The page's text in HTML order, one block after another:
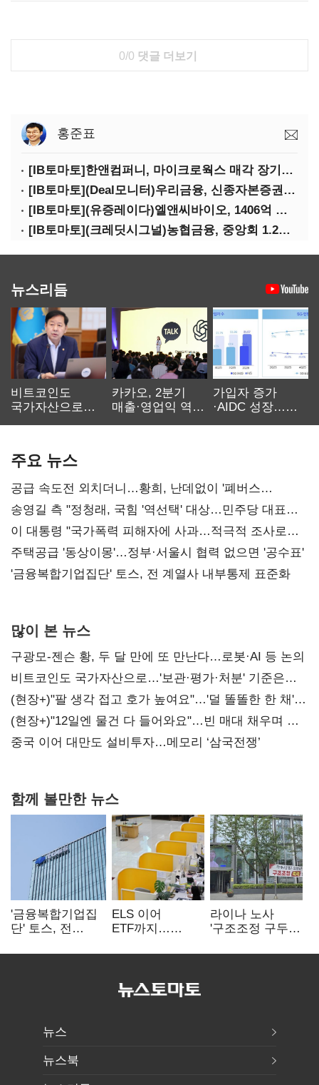
0/0 댓글 더보기
홍준표
[IB토마토]한앤컴퍼니, 마이크로웍스 매각 장기화 대비…배당 회수판 깔았다
[IB토마토](Deal모니터)우리금융, 신종자본증권 발행했지만 차환금리 '부담'
[IB토마토](유증레이다)엘앤씨바이오, 1406억 유증…최대주주는 절반만 청약
[IB토마토](크레딧시그널)농협금융, 중앙회 1.2조 지원받아 생산적금융 확대
뉴스리듬
비트코인도
국가자산으로…'
카카오, 2분기
매출·영업익 역대
가입자 증가
·AIDC 성장…
주요 뉴스
공급 속도전 외치더니…황희, 난데없이 '폐버스
리모델링' 제안
송영길 측 "정청래, 국힘 '역선택' 대상…민주당 대표로
총선 지휘 못해"
이 대통령 "국가폭력 피해자에 사과…적극적 조사로
진실 밝혀야"
주택공급 '동상이몽'…정부·서울시 협력 없으면 '공수표'
'금융복합기업집단' 토스, 전 계열사 내부통제 표준화
많이 본 뉴스
구광모-젠슨 황, 두 달 만에 또 만난다…로봇·AI 등 논의
비트코인도 국가자산으로…'보관·평가·처분' 기준은
숙제
(현장+)"팔 생각 접고 호가 높여요"…'덜 똘똘한 한 채'
20억 키맞추기
(현장+)"12일엔 물건 다 들어와요"…빈 매대 채우며 문
연 홈플러스
중국 이어 대만도 설비투자…메모리 ‘삼국전쟁’
함께 볼만한 뉴스
'금융복합기업집
단' 토스, 전
표준화
ELS 이어
ETF까지…
제동 걸린 은행
라이나 노사
'구조조정 구두
뉴스
뉴스북